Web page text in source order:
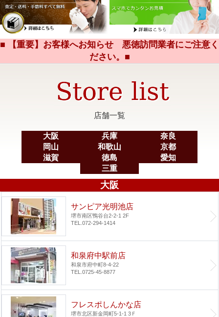
■ 【重要】お客様へお知らせ 悪徳訪問業者にご注意く
ださい。■
店舗一覧
大阪 兵庫
奈良
岡山
和歌山
京都
滋賀
徳島
愛知
三重
大阪
サンピア光明池店
堺市南区鴨谷台2-2-1 2F
TEL.072-294-1414
和泉府中駅前店
和泉市府中町8-4-22
TEL.0725-45-8877
フレスポしんかな店
堺市北区新金岡町5-1-1 3Ｆ